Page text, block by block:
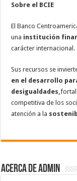
Sobre el BCIE
El Banco
una institución
carácter internacional.
Sus recursos se
en el desarrollo
desigualdades,
competitiva de los
atención a la
Acerca de admin